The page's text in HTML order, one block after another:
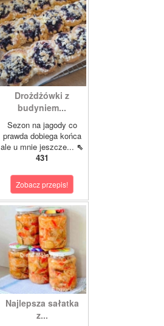
Drożdżówki z
budyniem...
Sezon na jagody co
prawda dobiega końca
ale u mnie jeszcze... ⇖
431
Zobacz przepis!
Najlepsza sałatka
z...